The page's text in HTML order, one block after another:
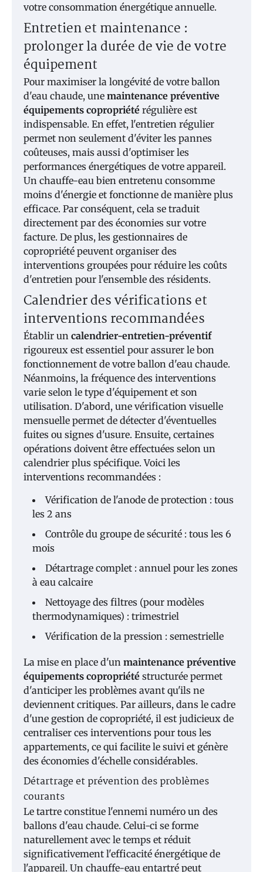
votre consommation énergétique annuelle.
Entretien et maintenance :
prolonger la durée de vie de votre
équipement
Pour maximiser la longévité de votre ballon
d'eau chaude, une maintenance préventive
équipements copropriété régulière est
indispensable. En effet, l'entretien régulier
permet non seulement d'éviter les pannes
coûteuses, mais aussi d'optimiser les
performances énergétiques de votre appareil.
Un chauffe-eau bien entretenu consomme
moins d'énergie et fonctionne de manière plus
efficace. Par conséquent, cela se traduit
directement par des économies sur votre
facture. De plus, les gestionnaires de
copropriété peuvent organiser des
interventions groupées pour réduire les coûts
d'entretien pour l'ensemble des résidents.
Calendrier des vérifications et
interventions recommandées
Établir un calendrier-entretien-préventif
rigoureux est essentiel pour assurer le bon
fonctionnement de votre ballon d'eau chaude.
Néanmoins, la fréquence des interventions
varie selon le type d'équipement et son
utilisation. D'abord, une vérification visuelle
mensuelle permet de détecter d'éventuelles
fuites ou signes d'usure. Ensuite, certaines
opérations doivent être effectuées selon un
calendrier plus spécifique. Voici les
interventions recommandées :
Vérification de l'anode de protection : tous
les 2 ans
Contrôle du groupe de sécurité : tous les 6
mois
Détartrage complet : annuel pour les zones
à eau calcaire
Nettoyage des filtres (pour modèles
thermodynamiques) : trimestriel
Vérification de la pression : semestrielle
La mise en place d'un maintenance préventive
équipements copropriété structurée permet
d'anticiper les problèmes avant qu'ils ne
deviennent critiques. Par ailleurs, dans le cadre
d'une gestion de copropriété, il est judicieux de
centraliser ces interventions pour tous les
appartements, ce qui facilite le suivi et génère
des économies d'échelle considérables.
Détartrage et prévention des problèmes
courants
Le tartre constitue l'ennemi numéro un des
ballons d'eau chaude. Celui-ci se forme
naturellement avec le temps et réduit
significativement l'efficacité énergétique de
l'appareil. Un chauffe-eau entartré peut